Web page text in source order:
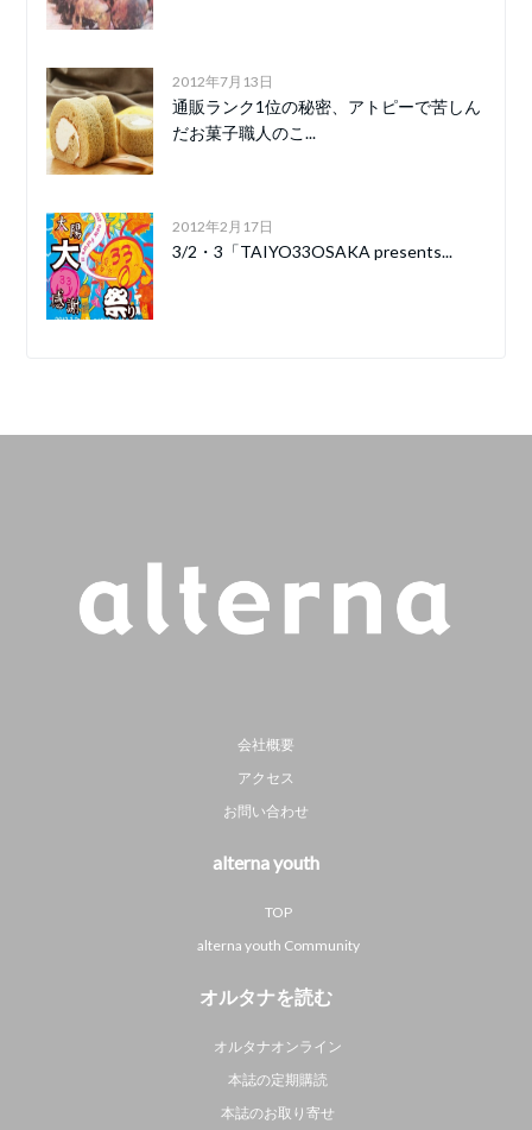
2012年7月13日
通販ランク1位の秘密、アトピーで苦しん
だお菓子職人のこ...
2012年2月17日
3/2・3「TAIYO33OSAKA presents...
会社概要
アクセス
お問い合わせ
alterna youth
TOP
alterna youth Community
オルタナを読む
オルタナオンライン
本誌の定期購読
本誌のお取り寄せ